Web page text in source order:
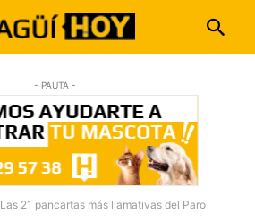
- PAUTA -
Las 21 pancartas más llamativas del Paro